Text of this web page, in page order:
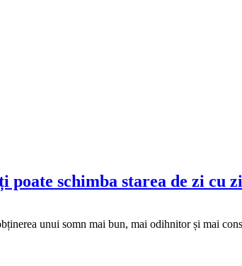
poate schimba starea de zi cu zi
unui somn mai bun, mai odihnitor și mai